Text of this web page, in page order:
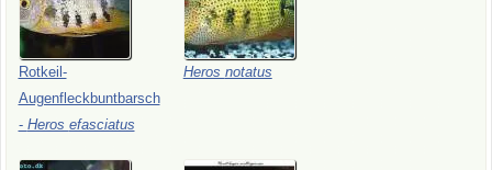
Rotkeil-
Augenfleckbuntbarsch
- Heros efasciatus
Heros notatus